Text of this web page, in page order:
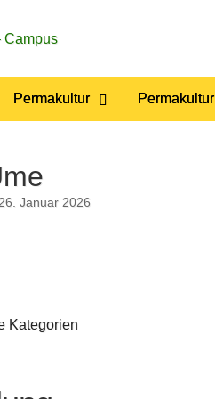
Permakultur
Januar 2026
Kategorien